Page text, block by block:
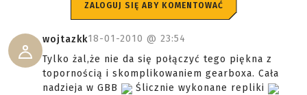
ZALOGUJ SIĘ ABY KOMENTOWAĆ
wojtazkk18-01-2010 @ 23:54
Tylko żal,że nie da się połączyć tego piękna z
topornością i skomplikowaniem gearboxa. Cała
nadzieja w GBB
Ślicznie wykonane repliki